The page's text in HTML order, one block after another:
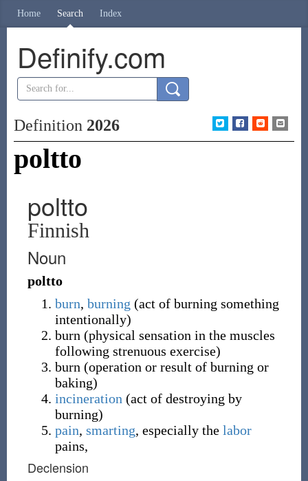
Home Search Index
Definify.com
Definition 2026
poltto
poltto
Finnish
Noun
poltto
burn, burning (act of burning something
intentionally)
burn (physical sensation in the muscles
following strenuous exercise)
burn (operation or result of burning or
baking)
incineration (act of destroying by
burning)
pain, smarting, especially the labor
pains,
Declension